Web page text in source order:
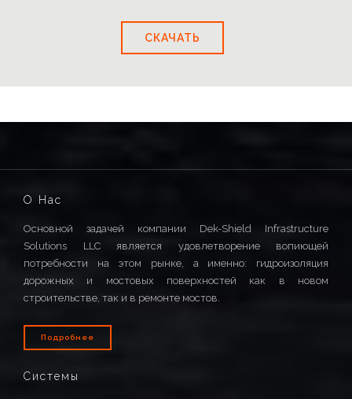
СКАЧАТЬ
О Hас
Основной задачей компании Dek-Shield Infrastructure
Solutions LLC является удовлетворение вопиющей
потребности на этом рынке, а именно: гидроизоляция
дорожных и мостовых поверхностей как в новом
строительстве, так и в ремонте мостов.
Подробнее
Системы